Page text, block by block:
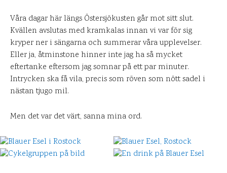
Våra dagar här längs Östersjökusten går mot sitt slut.
Kvällen avslutas med kramkalas innan vi var för sig
kryper ner i sängarna och summerar våra upplevelser.
Eller ja, åtminstone hinner inte jag ha så mycket
eftertanke eftersom jag somnar på ett par minuter.
Intrycken ska få vila, precis som röven som nött sadel i
nästan tjugo mil.
Men det var det värt, sanna mina ord.